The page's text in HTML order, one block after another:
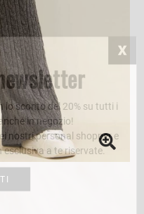
lo sconto del 20% su tutti i
in negozio!
nostri personal shopper e
a te riservate.